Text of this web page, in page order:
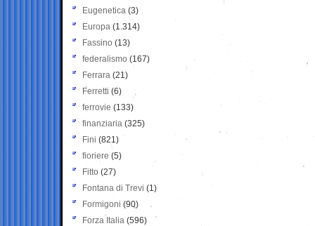
Eugenetica (3)
Europa (1.314)
Fassino (13)
federalismo (167)
Ferrara (21)
Ferretti (6)
ferrovie (133)
finanziaria (325)
Fini (821)
fioriere (5)
Fitto (27)
Fontana di Trevi (1)
Formigoni (90)
Forza Italia (596)